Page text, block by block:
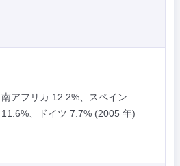
アフリカ 12.2%、スペイン
、ドイツ 7.7% (2005 年)